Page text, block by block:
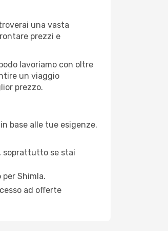
una vasta
prezzi e
lavoriamo con oltre
un viaggio
prezzo.
base alle tue esigenze.
soprattutto se stai
Shimla.
ad offerte